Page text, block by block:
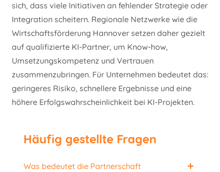
sich, dass viele Initiativen an fehlender Strategie oder
Integration scheitern. Regionale Netzwerke wie die
Wirtschaftsförderung Hannover setzen daher gezielt
auf qualifizierte KI-Partner, um Know-how,
Umsetzungskompetenz und Vertrauen
zusammenzubringen. Für Unternehmen bedeutet das:
geringeres Risiko, schnellere Ergebnisse und eine
höhere Erfolgswahrscheinlichkeit bei KI-Projekten.
Häufig gestellte Fragen
Was bedeutet die Partnerschaft